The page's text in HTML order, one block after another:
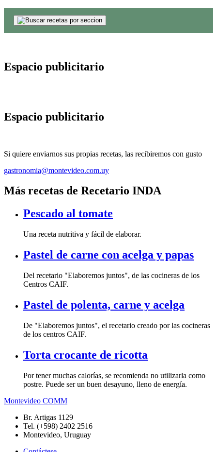
Espacio publicitario
Espacio publicitario
Si quiere enviarnos sus propias recetas, las recibiremos con gusto
gastronomia@montevideo.com.uy
Más recetas de Recetario INDA
Pescado al tomate
Una receta nutritiva y fácil de elaborar.
Pastel de carne con acelga y papas
Del recetario "Elaboremos juntos", de las cocineras de los
Centros CAIF.
Pastel de polenta, carne y acelga
De "Elaboremos juntos", el recetario creado por las cocineras
de los centros CAIF.
Torta crocante de ricotta
Por tener muchas calorías, se recomienda no utilizarla como
postre. Puede ser un buen desayuno, lleno de energía.
Montevideo COMM
Br. Artigas 1129
Tel. (+598) 2402 2516
Montevideo, Uruguay